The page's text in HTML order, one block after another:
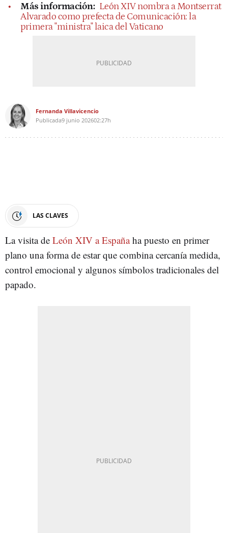
Más información: León XIV nombra a Montserrat
Alvarado como prefecta de Comunicación: la
primera "ministra" laica del Vaticano
Fernanda Villavicencio
Publicada9 junio 202602:27h
LAS CLAVES
La visita de León XIV a Españaha puesto en primer
plano una forma de estar que combina cercanía medida,
control emocional y algunos símbolos tradicionales del
papado.